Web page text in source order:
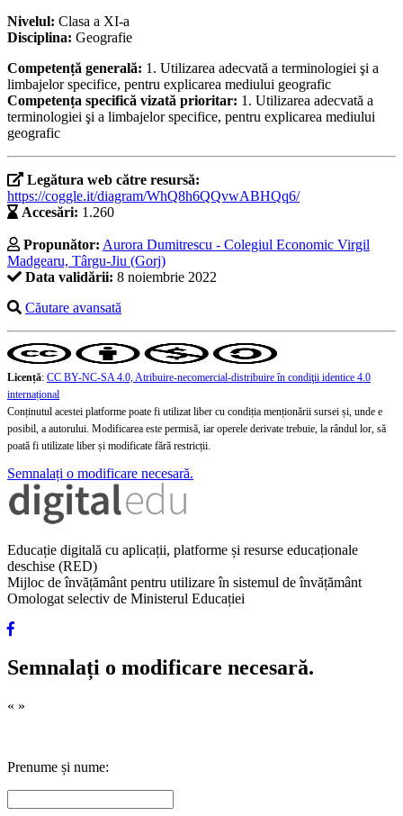
Nivelul: Clasa a XI-a
Disciplina: Geografie
Competență generală: 1. Utilizarea adecvată a terminologiei şi a
limbajelor specifice, pentru explicarea mediului geografic
Competența specifică vizată prioritar: 1. Utilizarea adecvată a
terminologiei şi a limbajelor specifice, pentru explicarea mediului
geografic
Legătura web către resursă:
https://coggle.it/diagram/WhQ8h6QQvwABHQq6/
Accesări: 1.260
Propunător: Aurora Dumitrescu - Colegiul Economic Virgil
Madgearu, Târgu-Jiu (Gorj)
Data validării: 8 noiembrie 2022
Căutare avansată
Licență: CC BY-NC-SA 4.0, Atribuire-necomercial-distribuire în condiţii identice 4.0
internațional
Conținutul acestei platforme poate fi utilizat liber cu condiția menționării sursei și, unde e
posibil, a autorului. Modificarea este permisă, iar operele derivate trebuie, la rândul lor, să
poată fi utilizate liber și modificate fără restricții.
Semnalați o modificare necesară.
Educație digitală cu aplicații, platforme și resurse educaționale
deschise (RED)
Mijloc de învățământ pentru utilizare în sistemul de învățământ
Omologat selectiv de Ministerul Educației
Semnalați o modificare necesară.
« »
Prenume și nume: